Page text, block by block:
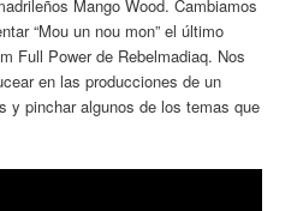
Mango Wood. Cambiamos
“Mou un nou mon” el último
Full Power de Rebelmadiaq. Nos
en las producciones de un
y pinchar algunos de los temas que